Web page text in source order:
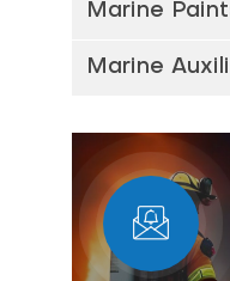
Marine
Marine